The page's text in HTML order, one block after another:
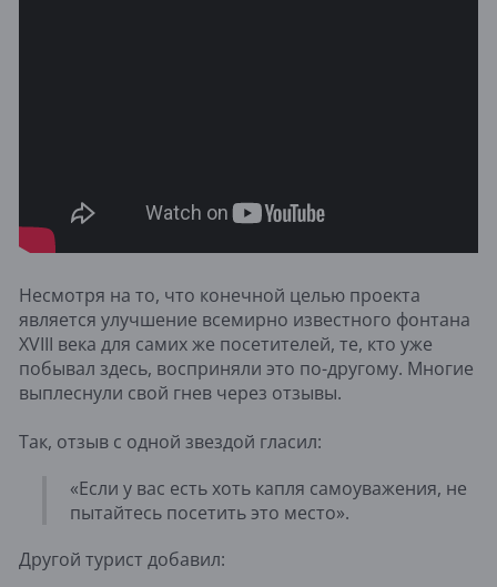
Несмотря на то, что конечной целью проекта
является улучшение всемирно известного фонтана
XVIII века для самих же посетителей, те, кто уже
побывал здесь, восприняли это по-другому. Многие
выплеснули свой гнев через отзывы.
Так, отзыв с одной звездой гласил:
«Если у вас есть хоть капля самоуважения, не
пытайтесь посетить это место».
Другой турист добавил: